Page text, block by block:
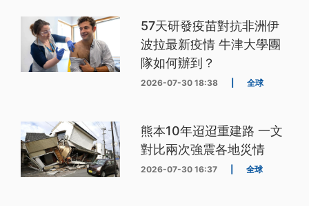
57天研發疫苗對抗非洲伊
波拉最新疫情 牛津大學團
隊如何辦到？
2026-07-30 18:38 全球
熊本10年迢迢重建路 一文
對比兩次強震各地災情
2026-07-30 16:37 全球